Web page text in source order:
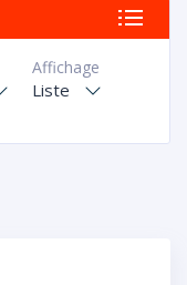
Affichage
Liste